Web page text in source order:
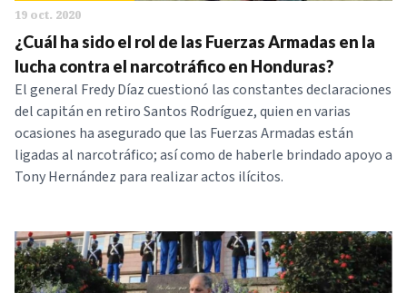
19 oct. 2020
¿Cuál ha sido el rol de las Fuerzas Armadas en la
lucha contra el narcotráfico en Honduras?
El general Fredy Díaz cuestionó las constantes declaraciones
del capitán en retiro Santos Rodríguez, quien en varias
ocasiones ha asegurado que las Fuerzas Armadas están
ligadas al narcotráfico; así como de haberle brindado apoyo a
Tony Hernández para realizar actos ilícitos.